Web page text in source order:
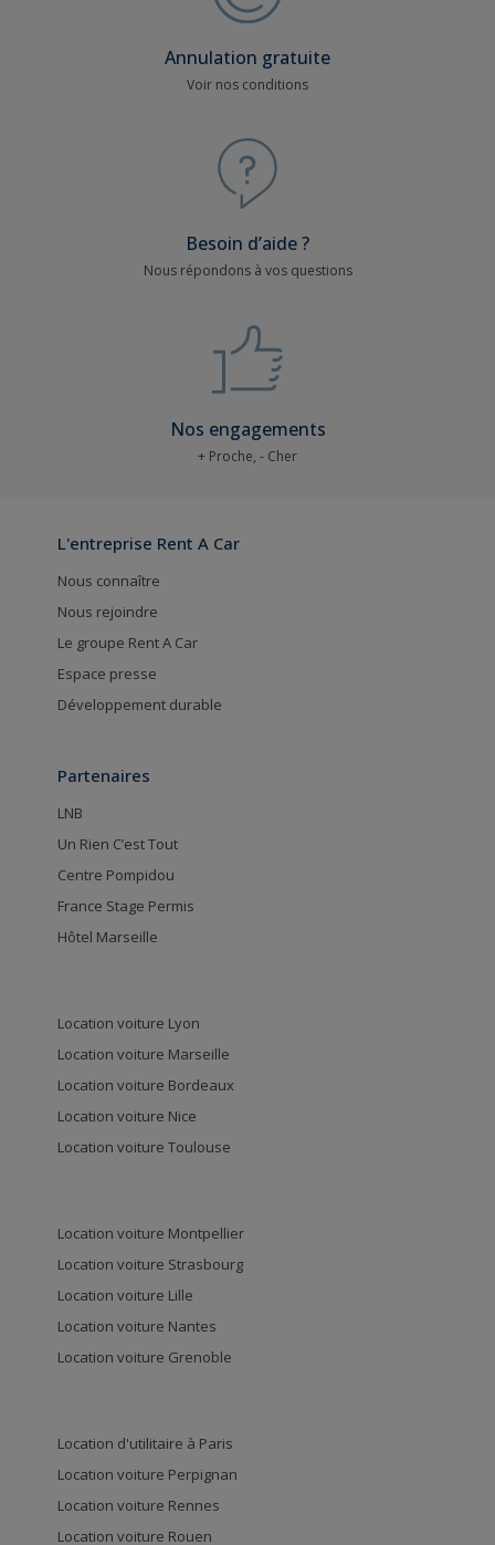
Annulation gratuite
Voir nos conditions
Besoin d’aide ?
Nous répondons à vos questions
Nos engagements
+ Proche, - Cher
L'entreprise Rent A Car
Nous connaître
Nous rejoindre
Le groupe Rent A Car
Espace presse
Développement durable
Partenaires
LNB
Un Rien C’est Tout
Centre Pompidou
France Stage Permis
Hôtel Marseille
Location voiture Lyon
Location voiture Marseille
Location voiture Bordeaux
Location voiture Nice
Location voiture Toulouse
Location voiture Montpellier
Location voiture Strasbourg
Location voiture Lille
Location voiture Nantes
Location voiture Grenoble
Location d'utilitaire à Paris
Location voiture Perpignan
Location voiture Rennes
Location voiture Rouen